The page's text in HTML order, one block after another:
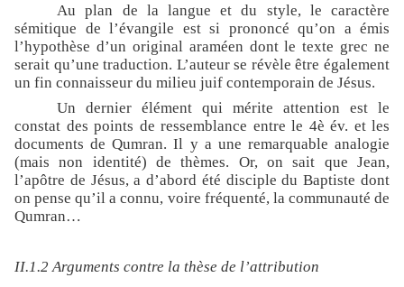
Au plan de la langue et du style, le caractère
sémitique de l’évangile est si prononcé qu’on a émis
l’hypothèse d’un original araméen dont le texte grec ne
serait qu’une traduction. L’auteur se révèle être également
un fin connaisseur du milieu juif contemporain de Jésus.
Un dernier élément qui mérite attention est le
constat des points de ressemblance entre le 4è év. et les
documents de Qumran. Il y a une remarquable analogie
(mais non identité) de thèmes. Or, on sait que Jean,
l’apôtre de Jésus, a d’abord été disciple du Baptiste dont
on pense qu’il a connu, voire fréquenté, la communauté de
Qumran…
II.1.2 Arguments contre la thèse de l’attribution